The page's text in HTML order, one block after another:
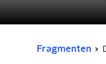
Fragmenten